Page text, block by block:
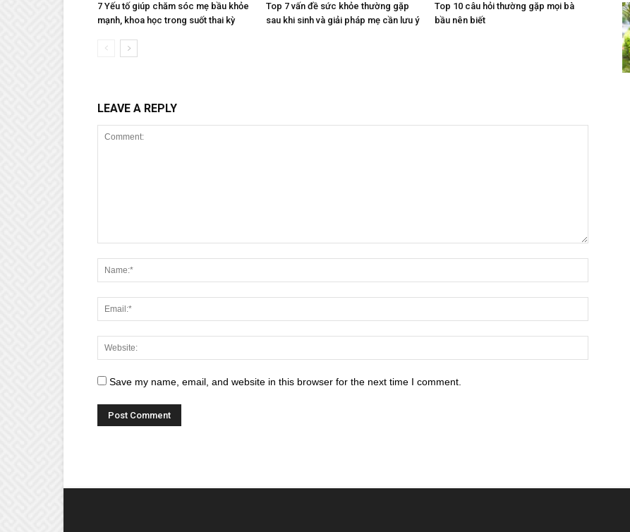
7 Yếu tố giúp chăm sóc mẹ bầu khỏe
mạnh, khoa học trong suốt thai kỳ
Top 7 vấn đề sức khỏe thường gặp
sau khi sinh và giải pháp mẹ cần lưu ý
Top 10 câu hỏi thường gặp mọi bà
bầu nên biết
LEAVE A REPLY
Save my name, email, and website in this browser for the next time I comment.